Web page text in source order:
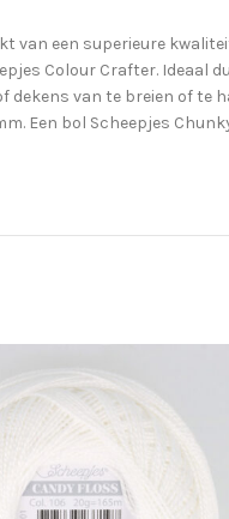
van een superieure
Colour Crafter. Ideaal
van te breien of te
Een bol Scheepjes